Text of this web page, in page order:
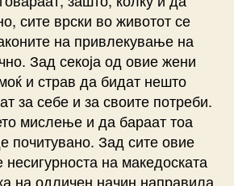
сите врски во животот се
на привлекување на
Зад секоја од овие жени
и страв да бидат нешто
за себе и за своите потреби.
мислење и да бараат тоа
почитувано. Зад сите овие
несигурноста на македоската
на одличен начин направила